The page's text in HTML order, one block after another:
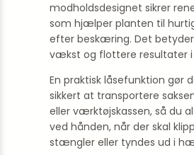
modholdsdesignet sikrer
som hjælper planten til
efter beskæring. Det
vækst og flottere resultater i
En praktisk låsefunktion gør
sikkert at transportere
eller værktøjskassen, så du
ved hånden, når der skal
stængler eller tyndes ud i